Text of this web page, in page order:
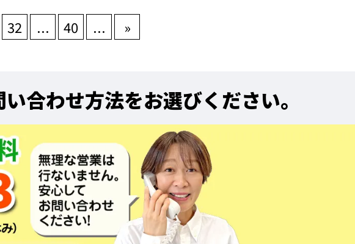
32 ... 40 ... »
合わせ方法をお選びください。